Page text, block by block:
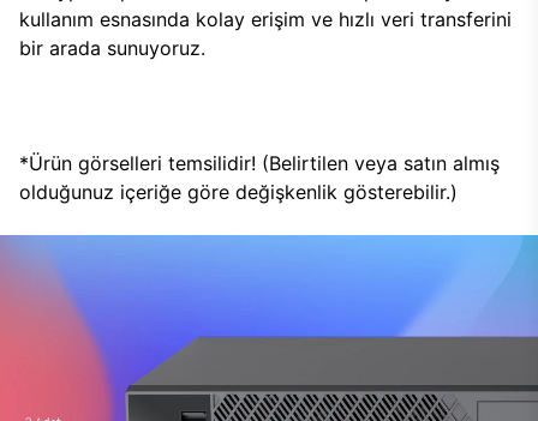
kullanım esnasında kolay erişim ve hızlı veri transferini
bir arada sunuyoruz.
*Ürün görselleri temsilidir! (Belirtilen veya satın almış
olduğunuz içeriğe göre değişkenlik gösterebilir.)